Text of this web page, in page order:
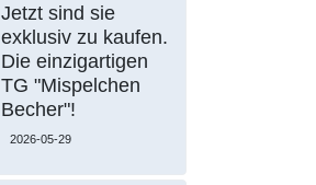
Jetzt sind sie
exklusiv zu kaufen.
Die einzigartigen
TG "Mispelchen
Becher"!
2026-05-29